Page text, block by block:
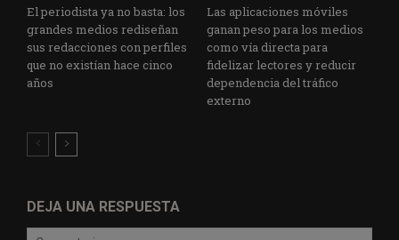
El periodista ya no basta: los
grandes medios rediseñan
sus redacciones con perfiles
que no existían hace cinco
años
Las aplicaciones móviles
ganan peso para los medios
como vía directa para
fidelizar lectores y reducir
dependencia del tráfico
externo
DEJA UNA RESPUESTA